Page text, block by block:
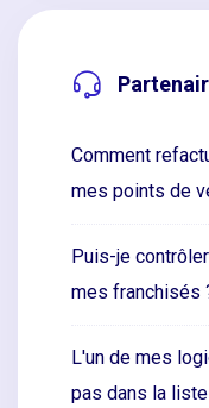
Comment
mes points de
Puis-je
mes franchisés
L'un de mes
pas dans la